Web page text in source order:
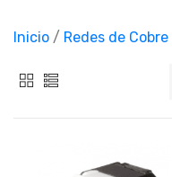
Inicio / Redes de Cobre